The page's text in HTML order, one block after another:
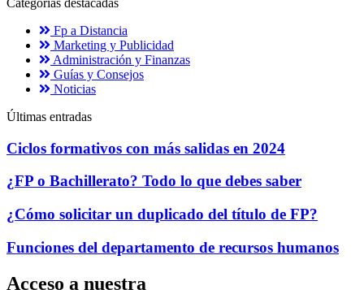
Fp a Distancia
Marketing y Publicidad
Administración y Finanzas
Guías y Consejos
Noticias
Últimas entradas
Ciclos formativos con más salidas en 2024
¿FP o Bachillerato? Todo lo que debes saber
¿Cómo solicitar un duplicado del título de FP?
Funciones del departamento de recursos humanos
Acceso a nuestra